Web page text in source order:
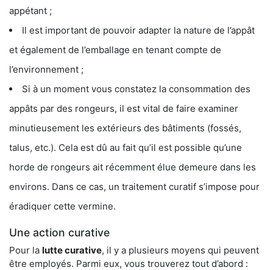
appétant ;
Il est important de pouvoir adapter la nature de l’appât
et également de l’emballage en tenant compte de
l’environnement ;
Si à un moment vous constatez la consommation des
appâts par des rongeurs, il est vital de faire examiner
minutieusement les extérieurs des bâtiments (fossés,
talus, etc.). Cela est dû au fait qu’il est possible qu’une
horde de rongeurs ait récemment élue demeure dans les
environs. Dans ce cas, un traitement curatif s’impose pour
éradiquer cette vermine.
Une action curative
Pour la lutte curative, il y a plusieurs moyens qui peuvent
être employés. Parmi eux, vous trouverez tout d’abord :